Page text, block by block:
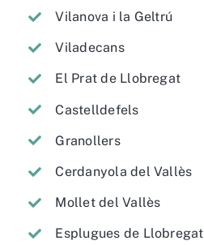
Vilanova i la Geltrú
Viladecans
El Prat de Llobregat
Castelldefels
Granollers
Cerdanyola del Vallès
Mollet del Vallès
Esplugues de Llobregat